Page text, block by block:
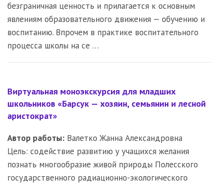
безграничная ценность и прилагается к основным
явлениям образовательного движения — обучению и
воспитанию. Впрочем в практике воспитательного
процесса школы на се …
Виртуальная моноэкскурсия для младших
школьников «Барсук — хозяин, семьянин и лесной
аристократ»
Автор работы: Валетко Жанна Александровна
Цель: содействие развитию у учащихся желания
познать многообразие живой природы Полесского
государственного радиационно-экологического